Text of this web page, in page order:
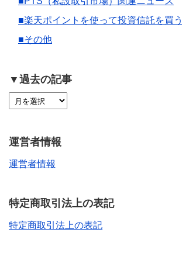
■楽天ポイントを使って投資信託を買う
■その他
▼過去の記事
運営者情報
運営者情報
特定商取引法上の表記
特定商取引法上の表記